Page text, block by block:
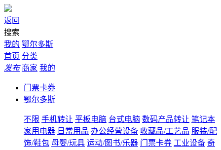
返回
搜索
我的 鄂尔多斯
首页 分类
发布 商家 我的
门票卡券
鄂尔多斯
不限 手机转让 平板电脑 台式电脑 数码产品转让 笔记本
家用电器 日常用品 办公经营设备 收藏品/工艺品 服装/配
饰/鞋包 母婴/玩具 运动/图书/乐器 门票卡券 工业设备 奇